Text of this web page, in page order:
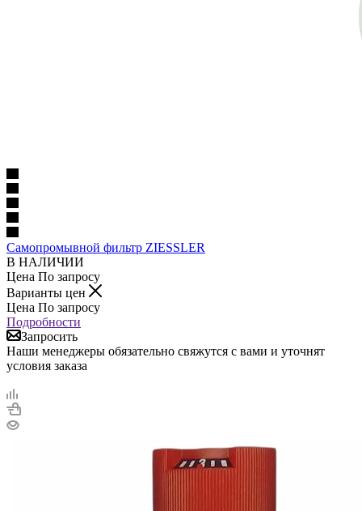
Самопромывной фильтр ZIESSLER
В НАЛИЧИИ
Цена По запросу
Варианты цен
Цена По запросу
Подробности
Запросить
Наши менеджеры обязательно свяжутся с вами и уточнят
условия заказа